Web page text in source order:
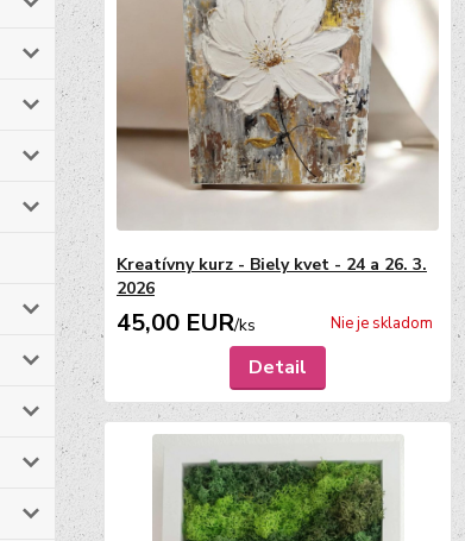
Kreatívny kurz - Biely kvet - 24 a 26. 3.
2026
45,00 EUR/ks Nie je skladom
Detail